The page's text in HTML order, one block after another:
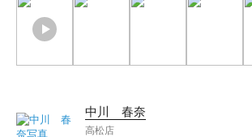
中川 春奈
高松店